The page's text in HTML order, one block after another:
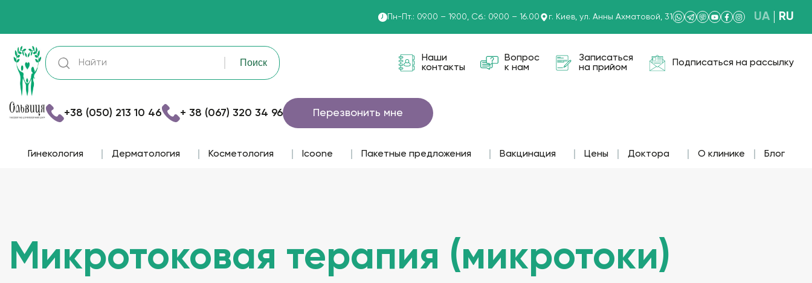
Пн-Пт.: 09.00 – 19.00, Сб.: 09.00 – 16.00 г. Киев, ул. Анны Ахматовой, 31 UA RU
Наши
контакты
Вопрос
к нам
Записаться
на прийом
Подписаться на рассылку
+38 (050) 213 10 46 + 38 (067) 320 34 96 Перезвонить мне
Гинекология Дерматология Косметология lcoone Пакетные предложения Вакцинация Цены Доктора О клинике Блог
Микротоковая терапия (микротоки)